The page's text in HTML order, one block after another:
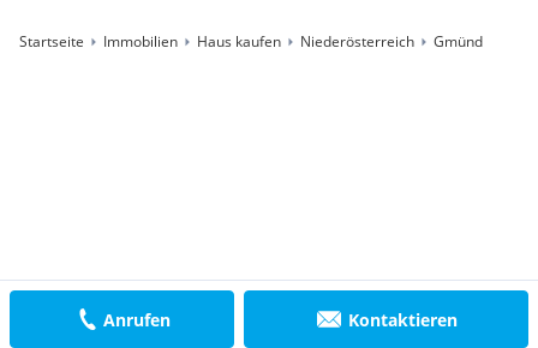
Anrufen Kontaktieren
Startseite Immobilien Haus kaufen Niederösterreich Gmünd